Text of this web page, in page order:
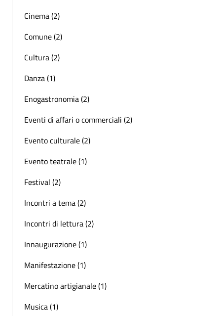
Cinema (2)
Comune (2)
Cultura (2)
Danza (1)
Enogastronomia (2)
Eventi di affari o commerciali (2)
Evento culturale (2)
Evento teatrale (1)
Festival (2)
Incontri a tema (2)
Incontri di lettura (2)
Innaugurazione (1)
Manifestazione (1)
Mercatino artigianale (1)
Musica (1)